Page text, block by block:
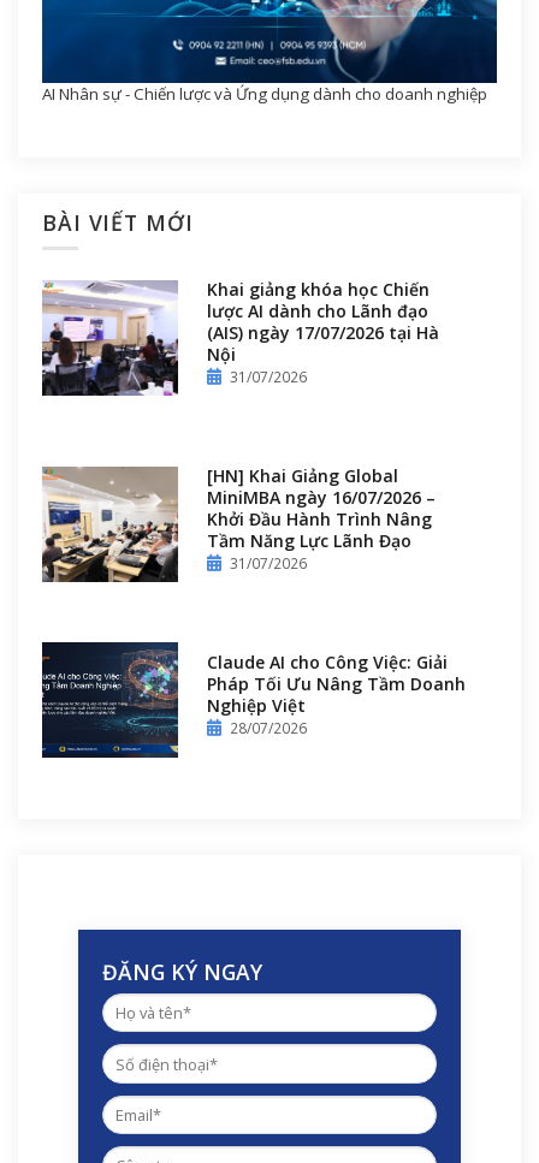
AI Nhân sự - Chiến lược và Ứng dụng dành cho doanh nghiệp
BÀI VIẾT MỚI
Khai giảng khóa học Chiến
lược AI dành cho Lãnh đạo
(AIS) ngày 17/07/2026 tại Hà
Nội
31/07/2026
[HN] Khai Giảng Global
MiniMBA ngày 16/07/2026 –
Khởi Đầu Hành Trình Nâng
Tầm Năng Lực Lãnh Đạo
31/07/2026
Claude AI cho Công Việc: Giải
Pháp Tối Ưu Nâng Tầm Doanh
Nghiệp Việt
28/07/2026
ĐĂNG KÝ NGAY